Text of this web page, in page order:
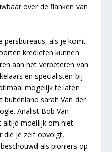
over de flanken van
persbureaus, als je komt
kredieten kunnen
aan het verbeteren van
en specialisten bij
mogelijk te laten
buitenland sarah Van der
Analist Bob Van
altijd moeilijk om niet
die je zelf opvolgt,
als pioniers op